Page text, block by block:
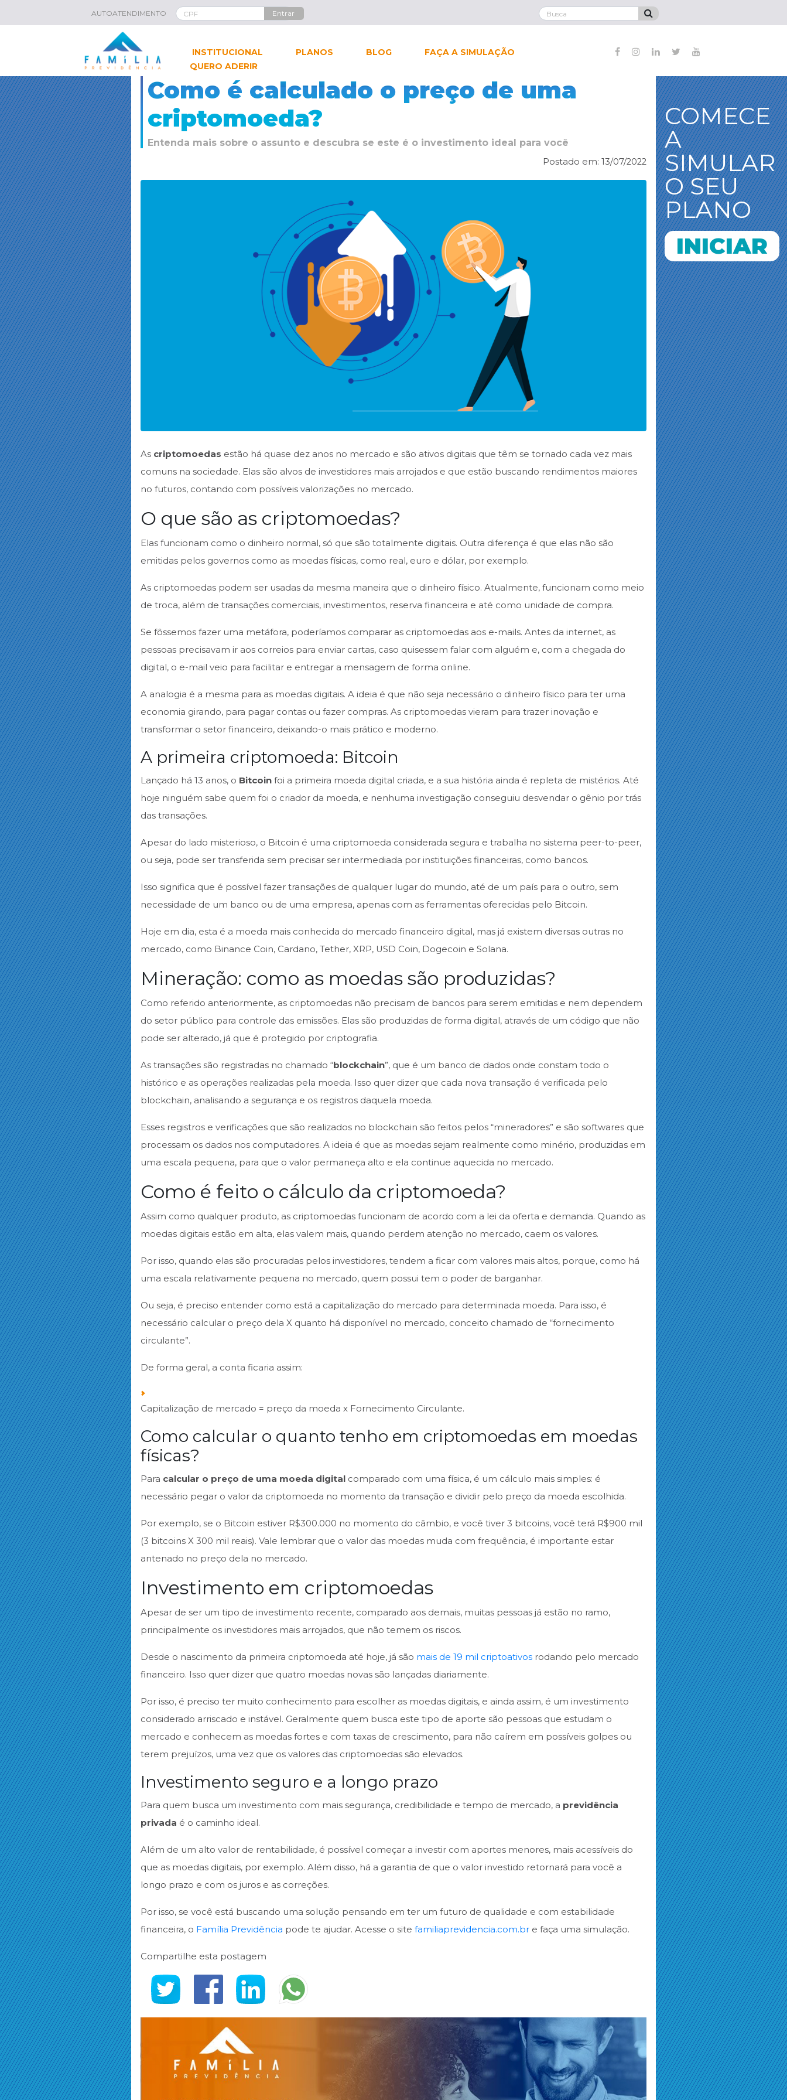
AUTOATENDIMENTO
INSTITUCIONAL PLANOS BLOG
FAÇA A SIMULAÇÃO
QUERO ADERIR
Como é calculado o preço de uma
criptomoeda?
Entenda mais sobre o assunto e descubra se este é o investimento ideal para você
Postado em: 13/07/2022
As criptomoedas estão há quase dez anos no mercado e são ativos digitais que têm se tornado cada vez mais
comuns na sociedade. Elas são alvos de investidores mais arrojados e que estão buscando rendimentos maiores
no futuros, contando com possíveis valorizações no mercado.
O que são as criptomoedas?
Elas funcionam como o dinheiro normal, só que são totalmente digitais. Outra diferença é que elas não são
emitidas pelos governos como as moedas físicas, como real, euro e dólar, por exemplo.
As criptomoedas podem ser usadas da mesma maneira que o dinheiro físico. Atualmente, funcionam como meio
de troca, além de transações comerciais, investimentos, reserva financeira e até como unidade de compra.
Se fôssemos fazer uma metáfora, poderíamos comparar as criptomoedas aos e-mails. Antes da internet, as
pessoas precisavam ir aos correios para enviar cartas, caso quisessem falar com alguém e, com a chegada do
digital, o e-mail veio para facilitar e entregar a mensagem de forma online.
A analogia é a mesma para as moedas digitais. A ideia é que não seja necessário o dinheiro físico para ter uma
economia girando, para pagar contas ou fazer compras. As criptomoedas vieram para trazer inovação e
transformar o setor financeiro, deixando-o mais prático e moderno.
A primeira criptomoeda: Bitcoin
Lançado há 13 anos, o Bitcoin foi a primeira moeda digital criada, e a sua história ainda é repleta de mistérios. Até
hoje ninguém sabe quem foi o criador da moeda, e nenhuma investigação conseguiu desvendar o gênio por trás
das transações.
Apesar do lado misterioso, o Bitcoin é uma criptomoeda considerada segura e trabalha no sistema peer-to-peer,
ou seja, pode ser transferida sem precisar ser intermediada por instituições financeiras, como bancos.
Isso significa que é possível fazer transações de qualquer lugar do mundo, até de um país para o outro, sem
necessidade de um banco ou de uma empresa, apenas com as ferramentas oferecidas pelo Bitcoin.
Hoje em dia, esta é a moeda mais conhecida do mercado financeiro digital, mas já existem diversas outras no
mercado, como Binance Coin, Cardano, Tether, XRP, USD Coin, Dogecoin e Solana.
Mineração: como as moedas são produzidas?
Como referido anteriormente, as criptomoedas não precisam de bancos para serem emitidas e nem dependem
do setor público para controle das emissões. Elas são produzidas de forma digital, através de um código que não
pode ser alterado, já que é protegido por criptografia.
As transações são registradas no chamado “blockchain”, que é um banco de dados onde constam todo o
histórico e as operações realizadas pela moeda. Isso quer dizer que cada nova transação é verificada pelo
blockchain, analisando a segurança e os registros daquela moeda.
Esses registros e verificações que são realizados no blockchain são feitos pelos “mineradores” e são softwares que
processam os dados nos computadores. A ideia é que as moedas sejam realmente como minério, produzidas em
uma escala pequena, para que o valor permaneça alto e ela continue aquecida no mercado.
Como é feito o cálculo da criptomoeda?
Assim como qualquer produto, as criptomoedas funcionam de acordo com a lei da oferta e demanda. Quando as
moedas digitais estão em alta, elas valem mais, quando perdem atenção no mercado, caem os valores.
Por isso, quando elas são procuradas pelos investidores, tendem a ficar com valores mais altos, porque, como há
uma escala relativamente pequena no mercado, quem possui tem o poder de barganhar.
Ou seja, é preciso entender como está a capitalização do mercado para determinada moeda. Para isso, é
necessário calcular o preço dela X quanto há disponível no mercado, conceito chamado de “fornecimento
circulante”.
De forma geral, a conta ficaria assim:
Capitalização de mercado = preço da moeda x Fornecimento Circulante.
Como calcular o quanto tenho em criptomoedas em moedas
físicas?
Para calcular o preço de uma moeda digital comparado com uma física, é um cálculo mais simples: é
necessário pegar o valor da criptomoeda no momento da transação e dividir pelo preço da moeda escolhida.
Por exemplo, se o Bitcoin estiver R$300.000 no momento do câmbio, e você tiver 3 bitcoins, você terá R$900 mil
(3 bitcoins X 300 mil reais). Vale lembrar que o valor das moedas muda com frequência, é importante estar
antenado no preço dela no mercado.
Investimento em criptomoedas
Apesar de ser um tipo de investimento recente, comparado aos demais, muitas pessoas já estão no ramo,
principalmente os investidores mais arrojados, que não temem os riscos.
Desde o nascimento da primeira criptomoeda até hoje, já são mais de 19 mil criptoativos rodando pelo mercado
financeiro. Isso quer dizer que quatro moedas novas são lançadas diariamente.
Por isso, é preciso ter muito conhecimento para escolher as moedas digitais, e ainda assim, é um investimento
considerado arriscado e instável. Geralmente quem busca este tipo de aporte são pessoas que estudam o
mercado e conhecem as moedas fortes e com taxas de crescimento, para não caírem em possíveis golpes ou
terem prejuízos, uma vez que os valores das criptomoedas são elevados.
Investimento seguro e a longo prazo
Para quem busca um investimento com mais segurança, credibilidade e tempo de mercado, a previdência
privada é o caminho ideal.
Além de um alto valor de rentabilidade, é possível começar a investir com aportes menores, mais acessíveis do
que as moedas digitais, por exemplo. Além disso, há a garantia de que o valor investido retornará para você a
longo prazo e com os juros e as correções.
Por isso, se você está buscando uma solução pensando em ter um futuro de qualidade e com estabilidade
financeira, o Família Previdência pode te ajudar. Acesse o site familiaprevidencia.com.br e faça uma simulação.
Compartilhe esta postagem
COMECE
A
SIMULAR
O SEU
PLANO
INICIAR